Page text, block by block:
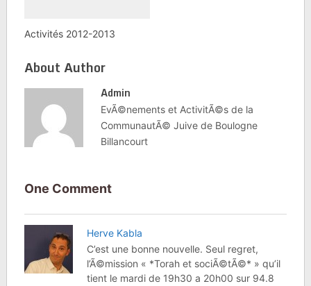
Activités 2012-2013
About Author
Admin
EvÃ©nements et ActivitÃ©s de la
CommunautÃ© Juive de Boulogne
Billancourt
One Comment
Herve Kabla
C’est une bonne nouvelle. Seul regret,
l’Ã©mission « *Torah et sociÃ©tÃ©* » qu’il
tient le mardi de 19h30 a 20h00 sur 94.8